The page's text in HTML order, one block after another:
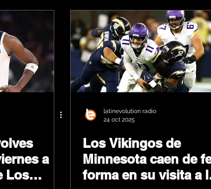
a
Los
latinevolution radio
24 oct 2025
Los Vikingos de
Minnesota caen de
forma en su visita a